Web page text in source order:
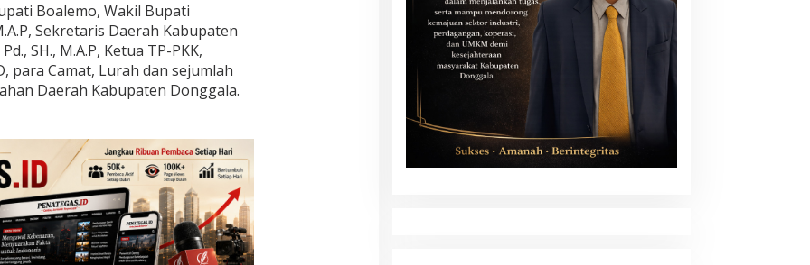
Boalemo, Wakil Bupati
Sekretaris Daerah Kabupaten
SH., M.A.P, Ketua TP-PKK,
para Camat, Lurah dan sejumlah
Daerah Kabupaten Donggala.